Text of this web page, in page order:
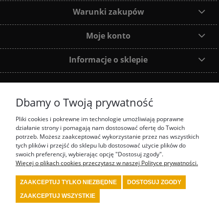
Warunki zakupów
Moje konto
Informacje o sklepie
Dołącz do nas:
Najczęściej wyszukiwane produkty:
prezenty motorsport fotel biurowy OMP tanie akcesoria rajdowe red spec
wyposażenie rajdowe turn one przedstawiciel stilo przedstawiciel OMP
kombinezon kartingowy kombinezon OMP kask Stilo sklep rajdowy rally shop
system gaśniczy fia wyposażenie serwisu motorsport wyposażenie bezpieczeństwa
wyposażenie kierowcy rajdowego wyposażenie samochodu rajdowego
kask kartingowy kask fia skarpety fia
kombinezon fia kombinezon rajdowy
gadżety tanie akcesoria motorsport
Dbamy o Twoją prywatność
Pliki cookies i pokrewne im technologie umożliwiają poprawne
działanie strony i pomagają nam dostosować ofertę do Twoich
potrzeb. Możesz zaakceptować wykorzystanie przez nas wszystkich
tych plików i przejść do sklepu lub dostosować użycie plików do
swoich preferencji, wybierając opcję "Dostosuj zgody".
Więcej o plikach cookies przeczytasz w naszej Polityce prywatności.
ZAAKCEPTUJ TYLKO NIEZBĘDNE
DOSTOSUJ ZGODY
ZAAKCEPTUJ WSZYSTKIE